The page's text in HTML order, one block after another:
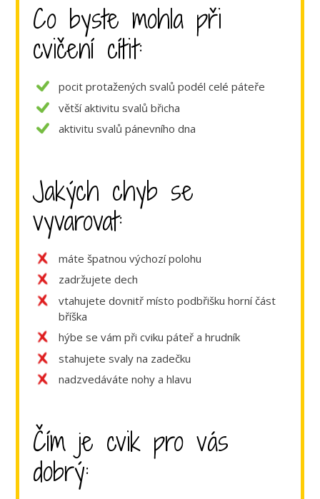
Co byste mohla při
cvičení cítit:
pocit protažených svalů podél celé páteře
větší aktivitu svalů břicha
aktivitu svalů pánevního dna
Jakých chyb se
vyvarovat:
máte špatnou výchozí polohu
zadržujete dech
vtahujete dovnitř místo podbřišku horní část
bříška
hýbe se vám při cviku páteř a hrudník
stahujete svaly na zadečku
nadzvedáváte nohy a hlavu
Čím je cvik pro vás
dobrý: